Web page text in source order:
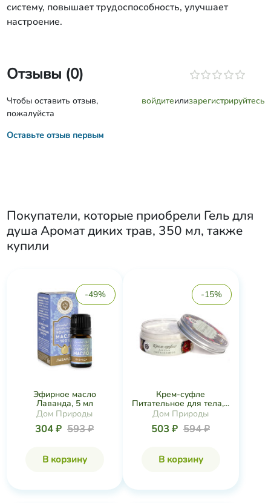
систему, повышает трудоспособность, улучшает
настроение.
Отзывы (0)
Чтобы оставить отзыв,
пожалуйста
войдитеилизарегистрируйтесь
Оставьте отзыв первым
Покупатели, которые приобрели Гель для
душа Аромат диких трав, 350 мл, также
купили
-49%
Эфирное масло
Лаванда, 5 мл
Дом Природы
304 ₽ 593 ₽
В корзину
-15%
Крем-суфле
Питательное для тела,...
Дом Природы
503 ₽ 594 ₽
В корзину